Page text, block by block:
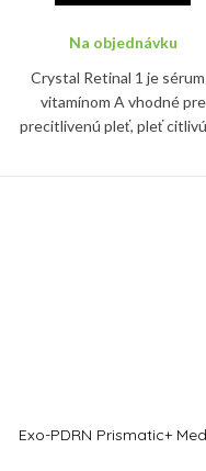
Na objednávku
Crystal Retinal 1 je sérum
vitamínom A vhodné pre
precitlivenú pleť, pleť
Exo-PDRN Prismatic+